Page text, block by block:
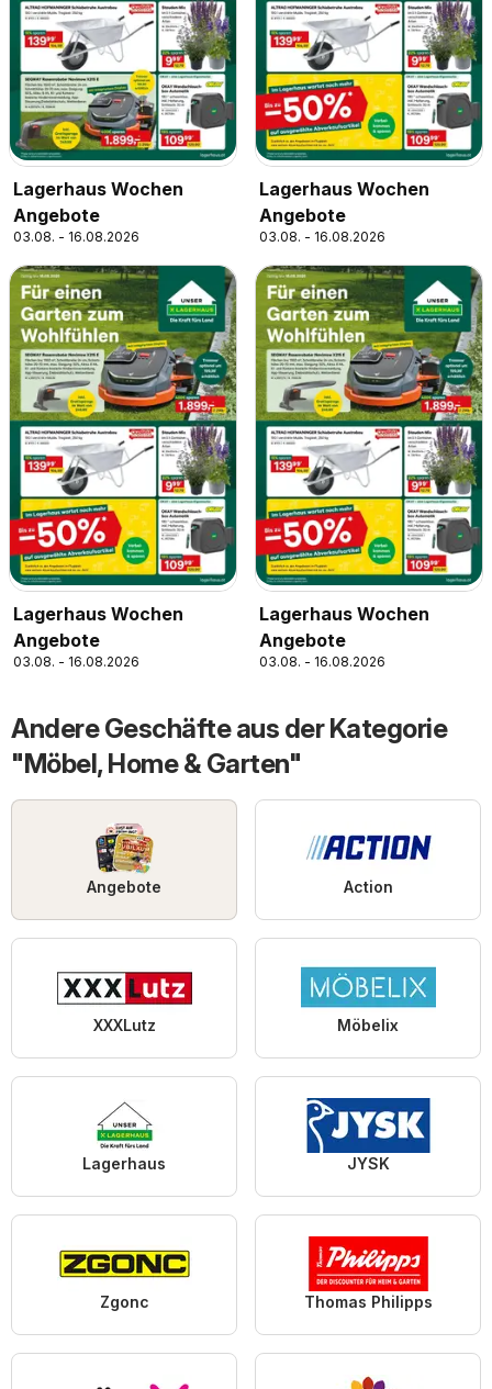
Lagerhaus Wochen
Angebote
03.08. - 16.08.2026
Lagerhaus Wochen
Angebote
03.08. - 16.08.2026
Lagerhaus Wochen
Angebote
03.08. - 16.08.2026
Lagerhaus Wochen
Angebote
03.08. - 16.08.2026
Andere Geschäfte aus der Kategorie
"Möbel, Home & Garten"
Angebote Action
XXXLutz Möbelix
Lagerhaus JYSK
Zgonc Thomas Philipps